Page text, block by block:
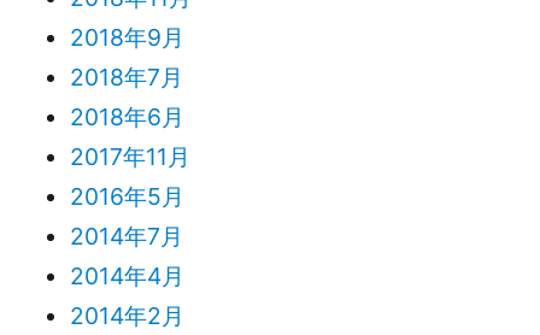
2018年9月
2018年7月
2018年6月
2017年11月
2016年5月
2014年7月
2014年4月
2014年2月